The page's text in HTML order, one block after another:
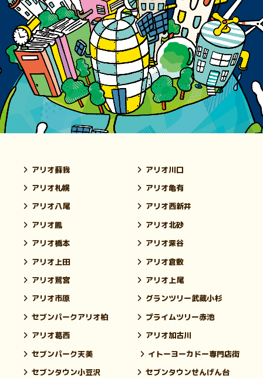
アリオ蘇我
アリオ川口
アリオ札幌
アリオ亀有
アリオ八尾
アリオ西新井
アリオ鳳
アリオ北砂
アリオ橋本
アリオ深谷
アリオ上田
アリオ倉敷
アリオ鷲宮
アリオ上尾
アリオ市原
グランツリー武蔵小杉
セブンパークアリオ柏
プライムツリー赤池
アリオ葛西
アリオ加古川
セブンパーク天美
イトーヨーカドー専門店街
セブンタウン小豆沢
セブンタウンせんげん台